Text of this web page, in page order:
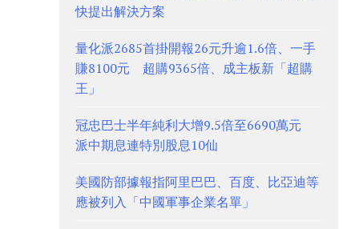
快提出解決方案
量化派2685首掛開報26元升逾1.6倍、一手
賺8100元 超購9365倍、成主板新「超購
王」
冠忠巴士半年純利大增9.5倍至6690萬元
派中期息連特別股息10仙
美國防部據報指阿里巴巴、百度、比亞迪等
應被列入「中國軍事企業名單」